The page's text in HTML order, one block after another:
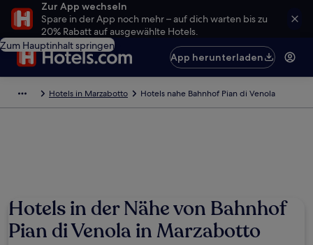
Zur App wechseln
Spare in der App noch mehr – auf dich warten bis zu
20% Rabatt auf ausgewählte Hotels.
Zum Hauptinhalt springen
App herunterladen
Hotels in Marzabotto Hotels nahe Bahnhof Pian di Venola
Hotels in der Nähe von Bahnhof
Pian di Venola in Marzabotto